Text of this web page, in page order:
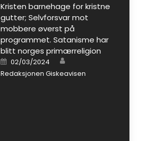
Kristen barnehage for kristne
gutter; Selvforsvar mot
mobbere øverst på
programmet. Satanisme har
blitt norges primærreligion
Posted on
02/03/2024 Author
Redaksjonen Giskeavisen